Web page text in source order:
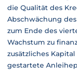
die Qualität des
Abschwächung
zum Ende des
Wachstum zu
zusätzliches
gestartete